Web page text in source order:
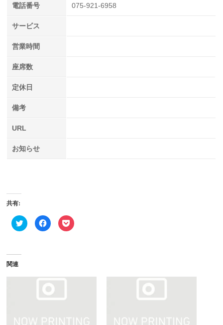
電話番号 075-921-6958
サービス
営業時間
座席数
定休日
備考
URL
お知らせ
共有:
ク
リ
有
ド
Facebook
で
リ
ッ
ク
し
て
さ
ク
リ
ェ
ン
関連